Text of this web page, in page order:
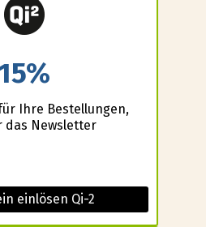
Ihre Bestellungen,
das Newsletter
einlösen Qi-2